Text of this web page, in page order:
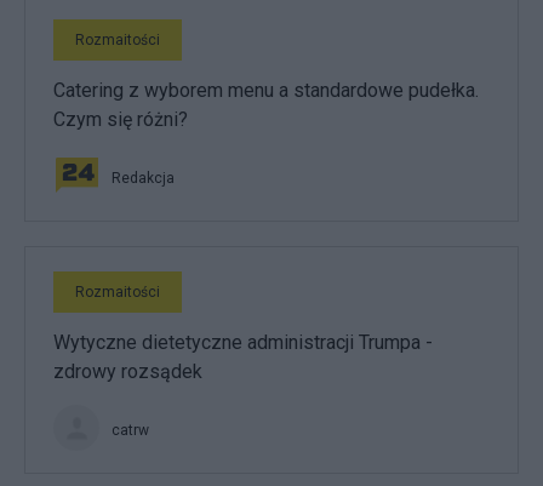
Rozmaitości
Catering z wyborem menu a standardowe pudełka.
Czym się różni?
Redakcja
Rozmaitości
Wytyczne dietetyczne administracji Trumpa -
zdrowy rozsądek
catrw